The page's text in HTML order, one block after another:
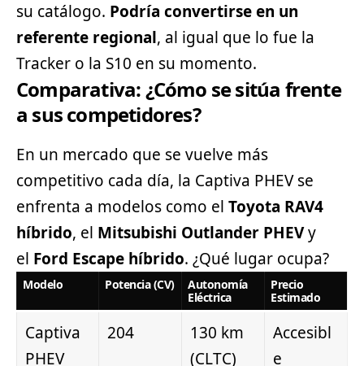
su catálogo. Podría convertirse en un
referente regional, al igual que lo fue la
Tracker o la S10 en su momento.
Comparativa: ¿Cómo se sitúa frente
a sus competidores?
En un mercado que se vuelve más
competitivo cada día, la Captiva PHEV se
enfrenta a modelos como el Toyota RAV4
híbrido, el Mitsubishi Outlander PHEVy
el Ford Escape híbrido. ¿Qué lugar ocupa?
Modelo Potencia (CV)
Autonomía
Eléctrica
Precio
Estimado
Captiva
PHEV
204
130 km
(CLTC)
Accesibl
e